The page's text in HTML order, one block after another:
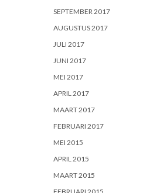
SEPTEMBER 2017
AUGUSTUS 2017
JULI 2017
JUNI 2017
MEI 2017
APRIL 2017
MAART 2017
FEBRUARI 2017
MEI 2015
APRIL 2015
MAART 2015